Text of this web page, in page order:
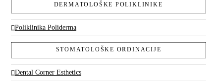
DERMATOLOŠKE POLIKLINIKE
Poliklinika Poliderma
STOMATOLOŠKE ORDINACIJE
Dental Corner Esthetics